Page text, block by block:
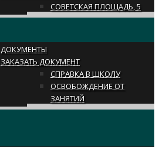
СОВЕТСКАЯ ПЛОЩАДЬ, 5
ДОКУМЕНТЫ
ЗАКАЗАТЬ ДОКУМЕНТ
СПРАВКА В ШКОЛУ
ОСВОБОЖДЕНИЕ ОТ
ЗАНЯТИЙ